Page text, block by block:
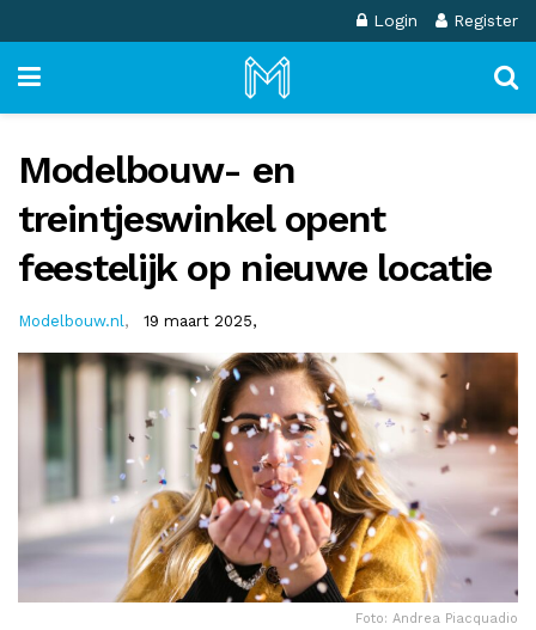
Login Register
Modelbouw- en
treintjeswinkel opent
feestelijk op nieuwe locatie
Modelbouw.nl , 19 maart 2025,
Foto: Andrea Piacquadio